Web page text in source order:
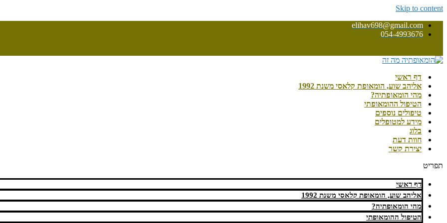
Skip to content
elihav698@gmail.com
054-4993676
דף ראשי
אליהב שוע, הומאופת קלאסי משנת 1992
מהי הומאופתיה?
הטיפול ההומאופתי
טיפולים נוספים
מידע למטופלים
בלוג
חוות דעת
יצירת קשר
תפריט
דף ראשי
אליהב שוע, הומאופת קלאסי משנת 1992
מהי הומאופתיה?
הטיפול ההומאופתי